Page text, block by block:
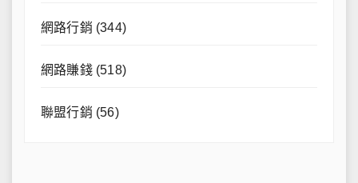
網路行銷 (344)
網路賺錢(518)
聯盟行銷 (56)